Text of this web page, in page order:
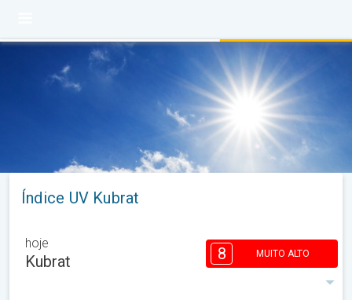
Índice UV Kubrat
hoje
Kubrat 8 MUITO ALTO